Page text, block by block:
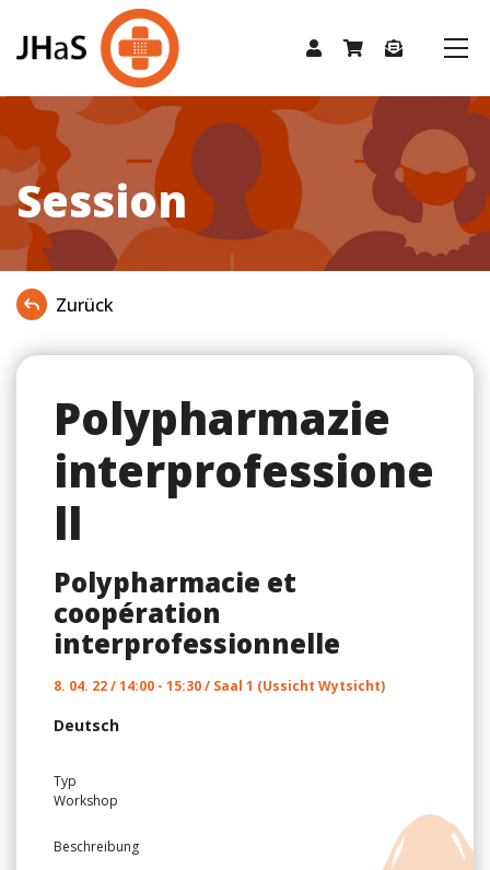
Session
Zurück
Polypharmazie
interprofessione
ll
Polypharmacie et
coopération
interprofessionnelle
8. 04. 22 / 14:00 - 15:30 / Saal 1 (Ussicht Wytsicht)
Deutsch
Typ
Workshop
Beschreibung